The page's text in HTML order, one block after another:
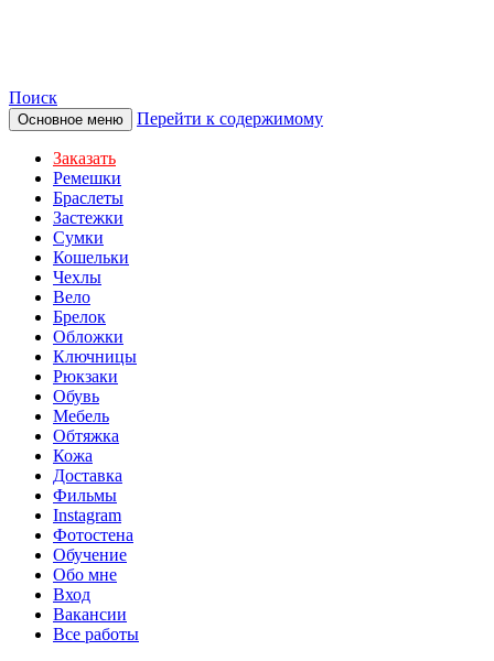
Поиск
Основное меню Перейти к содержимому
Заказать
Ремешки
Браслеты
Застежки
Сумки
Кошельки
Чехлы
Вело
Брелок
Обложки
Ключницы
Рюкзаки
Обувь
Мебель
Обтяжка
Кожа
Доставка
Фильмы
Instagram
Фотостена
Обучение
Обо мне
Вход
Вакансии
Все работы